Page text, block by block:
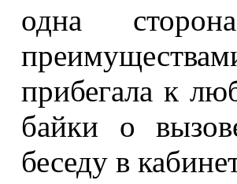
одна
прибегала к
байки о
беседу в